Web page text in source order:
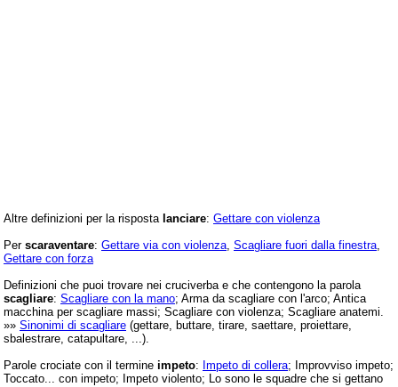
Altre definizioni per la risposta lanciare: Gettare con violenza
Per scaraventare: Gettare via con violenza Scagliare fuori dalla finestra
Gettare con forza
Definizioni che puoi trovare nei cruciverba e che contengono la parola
scagliare: Scagliare con la mano; Arma da scagliare con l'arco; Antica
macchina per scagliare massi; Scagliare con violenza; Scagliare anatemi.
»» Sinonimi di scagliare (gettare, buttare, tirare, saettare, proiettare,
sbalestrare, catapultare, ...).
Parole crociate con il termine impeto: Impeto di collera; Improvviso impeto;
Toccato... con impeto; Impeto violento; Lo sono le squadre che si gettano